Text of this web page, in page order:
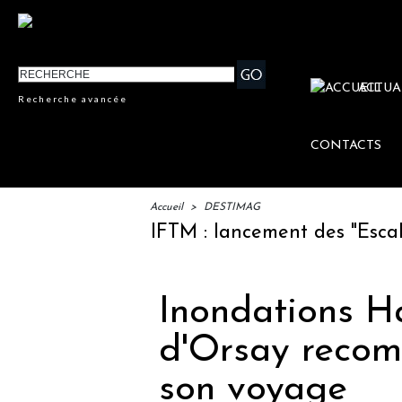
Recherche avancée
CONTACTS
Accueil > DESTIMAG
IFTM : lancement des
Inondations
d'Orsay
son voyage